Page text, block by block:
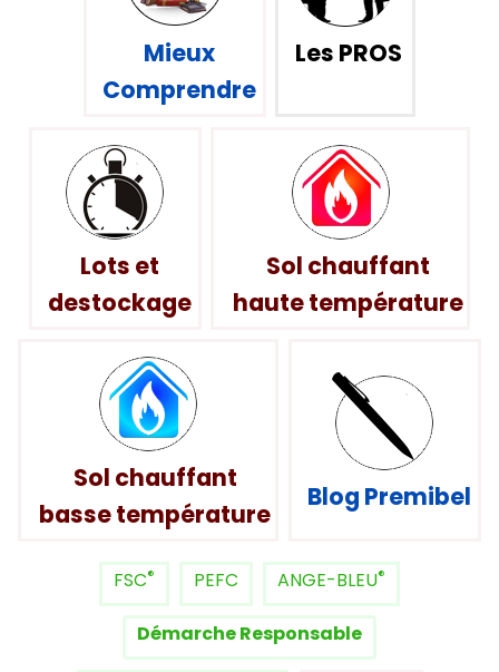
Mieux
Comprendre
Les PROS
Lots et
destockage
Sol chauffant
haute température
Sol chauffant
basse température
Blog Premibel
FSC® PEFC ANGE-BLEU®
Démarche Responsable